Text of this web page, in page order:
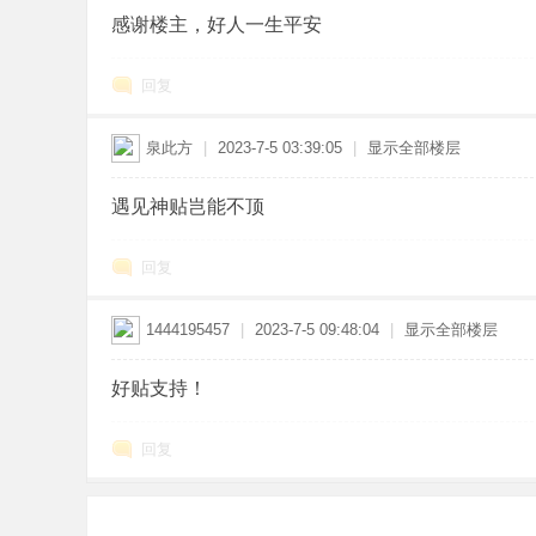
感谢楼主，好人一生平安
回复
泉此方 2023-7-5 03:39:05 显示全部楼层
遇见神贴岂能不顶
回复
1444195457 2023-7-5 09:48:04 显示全部楼层
好贴支持！
回复